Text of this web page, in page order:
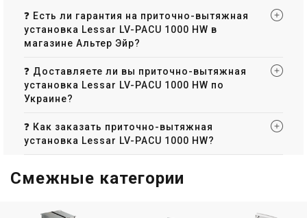
❓ Есть ли гарантия на приточно-вытяжная
установка Lessar LV-PACU 1000 HW в
магазине Альтер Эйр?
❓ Доставляете ли вы приточно-вытяжная
установка Lessar LV-PACU 1000 HW по
Украине?
❓ Как заказать приточно-вытяжная
установка Lessar LV-PACU 1000 HW?
Смежные категории